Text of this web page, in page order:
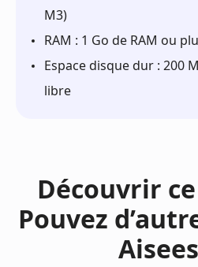
M3)
RAM : 1 Go de RAM ou
Espace disque dur : 200
libre
Découvrir
Pouvez